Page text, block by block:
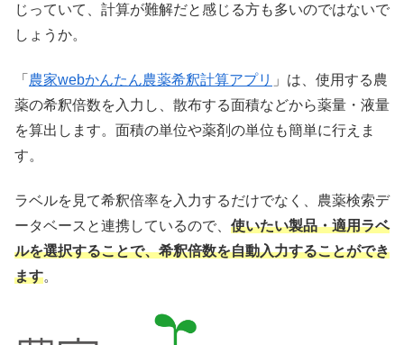
じっていて、計算が難解だと感じる方も多いのではないで
しょうか。
「 農家webかんたん農薬希釈計算アプリ 」は、使用する農
薬の希釈倍数を入力し、散布する面積などから薬量・液量
を算出します。面積の単位や薬剤の単位も簡単に行えま
す。
ラベルを見て希釈倍率を入力するだけでなく、農薬検索デ
ータベースと連携しているので、 使いたい製品・適用ラベ
ルを選択することで、希釈倍数を自動入力することができ
ます。